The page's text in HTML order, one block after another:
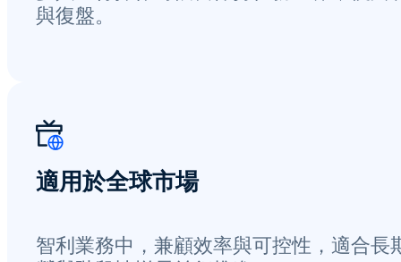
與復盤。
適用於全球市場
智利業務中，兼顧效率與可控性，適合長